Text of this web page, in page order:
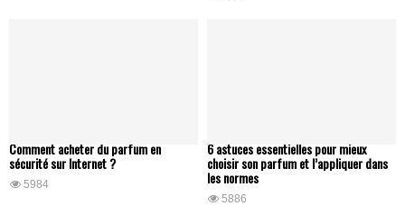
Comment acheter du parfum en
sécurité sur Internet ?
5984
6 astuces essentielles pour mieux
choisir son parfum et l’appliquer dans
les normes
5886